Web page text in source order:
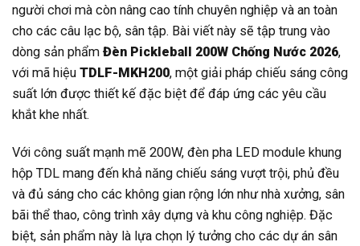
người chơi mà còn nâng cao tính chuyên nghiệp và an toàn
cho các câu lạc bộ, sân tập. Bài viết này sẽ tập trung vào
dòng sản phẩm Đèn Pickleball 200W Chống Nước 2026,
với mã hiệu TDLF-MKH200, một giải pháp chiếu sáng công
suất lớn được thiết kế đặc biệt để đáp ứng các yêu cầu
khắt khe nhất.
Với công suất mạnh mẽ 200W, đèn pha LED module khung
hộp TDL mang đến khả năng chiếu sáng vượt trội, phủ đều
và đủ sáng cho các không gian rộng lớn như nhà xưởng, sân
bãi thể thao, công trình xây dựng và khu công nghiệp. Đặc
biệt, sản phẩm này là lựa chọn lý tưởng cho các dự án sân